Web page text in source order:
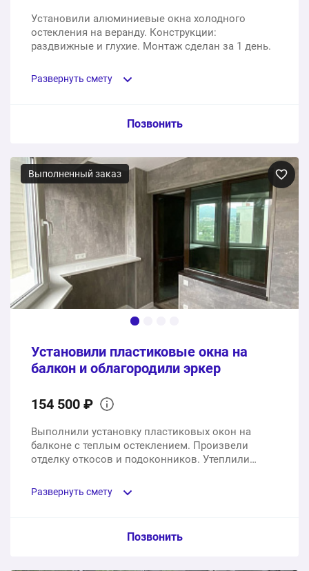
Установили алюминиевые окна холодного
остекления на веранду. Конструкции:
раздвижные и глухие. Монтаж сделан за 1 день.
Развернуть смету
Пункт сметы / Ед. изм. / Цена
Алюминиевые окна на веранду
1 шт. 298100 ₽
Общая стоимость: 298100 ₽
Позвонить
Выполненный заказ
Установили пластиковые окна на
балкон и облагородили эркер
154 500 ₽
Выполнили установку пластиковых окон на
балконе с теплым остеклением. Произвели
отделку откосов и подоконников. Утеплили
Развернуть смету
Пункт сметы / Ед. изм. / Цена
Позвонить